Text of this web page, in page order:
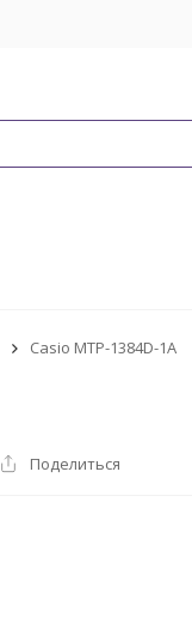
Casio MTP-1384D-1A
Поделиться